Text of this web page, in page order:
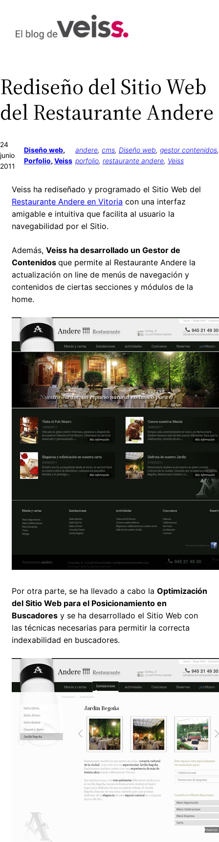
contenido
Rediseño del Sitio Web
del Restaurante Andere
24
junio
2011
Diseño web
Porfolio, Veiss
andere, cms, Diseño web, gestor contenidos
porfolio, restaurante andere, Veiss
Veiss ha rediseñado y programado el Sitio Web del
Restaurante Andere en Vitoria con una interfaz
amigable e intuitiva que facilita al usuario la
navegabilidad por el Sitio.
Además, Veiss ha desarrollado un Gestor de
Contenidos que permite al Restaurante Andere la
actualización on line de menús de navegación y
contenidos de ciertas secciones y módulos de la
home.
Por otra parte, se ha llevado a cabo la Optimización
del Sitio Web para el Posicionamiento en
Buscadores y se ha desarrollado el Sitio Web con
las técnicas necesarias para permitir la correcta
indexabilidad en buscadores.